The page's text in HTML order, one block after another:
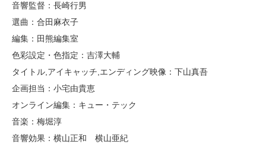
音響監督：長崎行男
選曲：合田麻衣子
編集：田熊編集室
色彩設定・色指定：吉澤大輔
タイトル,アイキャッチ,エンディング映像：下山真吾
企画担当：小宅由貴恵
オンライン編集：キュー・テック
音楽：梅堀淳
音響効果：横山正和 横山亜紀